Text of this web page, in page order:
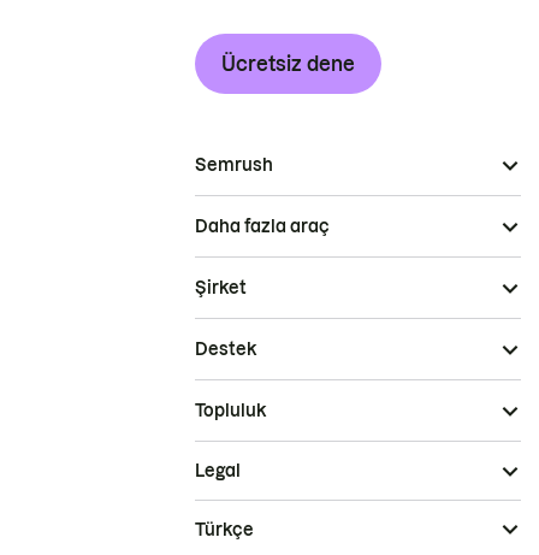
Ücretsiz dene
Semrush
Daha fazla araç
Şirket
Destek
Topluluk
Legal
Türkçe